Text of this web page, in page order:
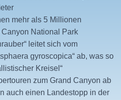
mehr als 5 Millionen
National Park
leitet sich vom
gyroscopica“ ab, was so
Kreisel“
zum Grand Canyon ab
auch einen Landestopp in der